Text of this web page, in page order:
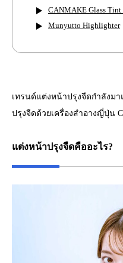
CANMAKE Glass Tint
Munyutto Highlighter
เทรนด์แต่งหน้าปรุงจืดกำลังม
ปรุงจืดด้วยเครื่องสำอางญี่ปุ่น
แต่งหน้าปรุงจืดคืออะไร?